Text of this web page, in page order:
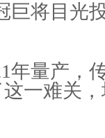
巨将目光
年量产，
一难关